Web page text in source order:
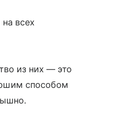
всех
из них — это
способом